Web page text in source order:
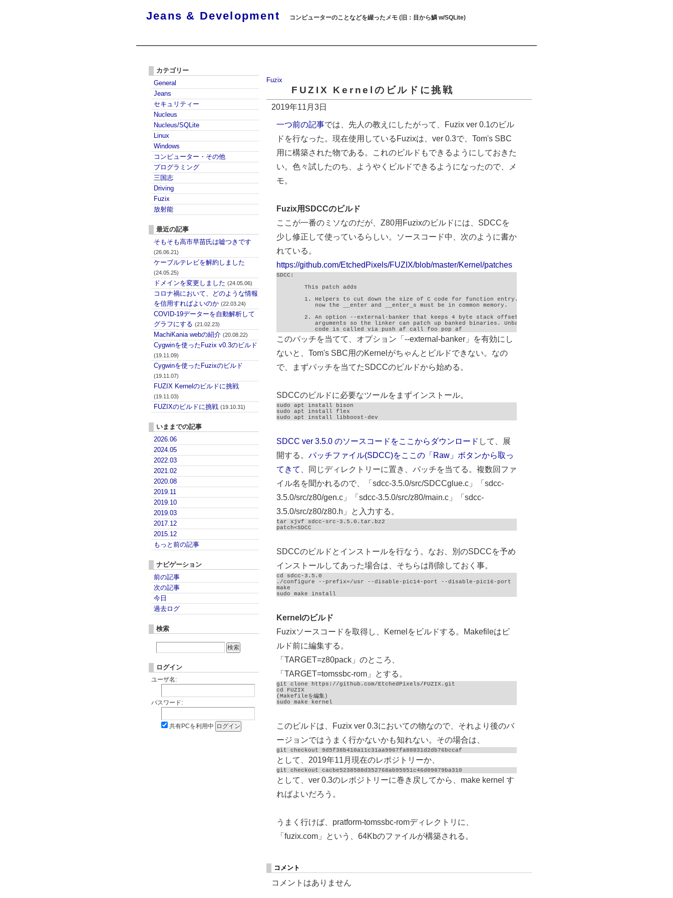
Jeans & Development コンピューターのことなどを綴ったメモ (旧：目から鱗 w/SQLite)
Fuzix
FUZIX Kernelのビルドに挑戦
2019年11月3日
一つ前の記事では、先人の教えにしたがって、Fuzix ver 0.1のビル
ドを行なった。現在使用しているFuzixは、ver 0.3で、Tom's SBC
用に構築された物である。これのビルドもできるようにしておきた
い。色々試したのち、ようやくビルドできるようになったので、メ
モ。
Fuzix用SDCCのビルド
ここが一番のミソなのだが、Z80用Fuzixのビルドには、SDCCを
少し修正して使っているらしい。ソースコード中、次のように書か
れている。
https://github.com/EtchedPixels/FUZIX/blob/master/Kernel/patches
SDCC:
	   code is called via push af call foo pop af
このパッチを当てて、オプション「--external-banker」を有効にし
ないと、Tom's SBC用のKernelがちゃんとビルドできない。なの
で、まずパッチを当てたSDCCのビルドから始める。
SDCCのビルドに必要なツールをまずインストール。
sudo apt install bison
sudo apt install flex
sudo apt install libboost-dev
SDCC ver 3.5.0 のソースコードをここからダウンロード して、展
開する。 パッチファイル(SDCC)をここの「Raw」ボタンから取っ
てきて
、同じディレクトリーに置き、パッチを当てる。複数回ファ
イル名を聞かれるので、「sdcc-3.5.0/src/SDCCglue.c」「sdcc-
3.5.0/src/z80/gen.c」「sdcc-3.5.0/src/z80/main.c」「sdcc-
3.5.0/src/z80/z80.h」と入力する。
tar xjvf sdcc-src-3.5.0.tar.bz2
patch<SDCC
SDCCのビルドとインストールを行なう。なお、別のSDCCを予め
インストールしてあった場合は、そちらは削除しておく事。
cd sdcc-3.5.0
./configure --prefix=/usr --disable-pic14-port --disable-pic16-port
make
sudo make install
Kernelのビルド
Fuzixソースコードを取得し、Kernelをビルドする。Makefileはビ
ルド前に編集する。
「TARGET=z80pack」のところ、
「TARGET=tomssbc-rom」とする。
git clone https://github.com/EtchedPixels/FUZIX.git
cd FUZIX
(Makefileを編集)
sudo make kernel
このビルドは、Fuzix ver 0.3においての物なので、それより後のバ
ージョンではうまく行かないかも知れない。その場合は、
git checkout 9d5f38b410a11c31aa9967fa88831d2db76bccaf
として、2019年11月現在のレポジトリーか、
git checkout cacbe5238588d352768ab95951c46d09879ba310
として、ver 0.3のレポジトリーに巻き戻してから、make kernel す
ればよいだろう。
うまく行けば、pratform-tomssbc-romディレクトリに、
「fuzix.com」という、64Kbのファイルが構築される。
コメント
コメントはありません
カテゴリー
General
Jeans
セキュリティー
Nucleus
Nucleus/SQLite
Linux
Windows
コンピューター・その他
プログラミング
三国志
Driving
Fuzix
放射能
最近の記事
そもそも高市早苗氏は嘘つきです
(26.06.21)
ケーブルテレビを解約しました
(24.05.25)
ドメインを変更しました (24.05.06)
コロナ禍において、どのような情報
を信用すればよいのか (22.03.24)
COVID-19データーを自動解析して
グラフにする (21.02.23)
MachiKania webの紹介 (20.08.22)
Cygwinを使ったFuzix v0.3のビルド
(19.11.09)
Cygwinを使ったFuzixのビルド
(19.11.07)
FUZIX Kernelのビルドに挑戦
(19.11.03)
FUZIXのビルドに挑戦 (19.10.31)
いままでの記事
2026.06
2024.05
2022.03
2021.02
2020.08
2019.11
2019.10
2019.03
2017.12
2015.12
もっと前の記事
ナビゲーション
前の記事
次の記事
今日
過去ログ
検索
ログイン
ユーザ名:
パスワード:
共有PCを利用中